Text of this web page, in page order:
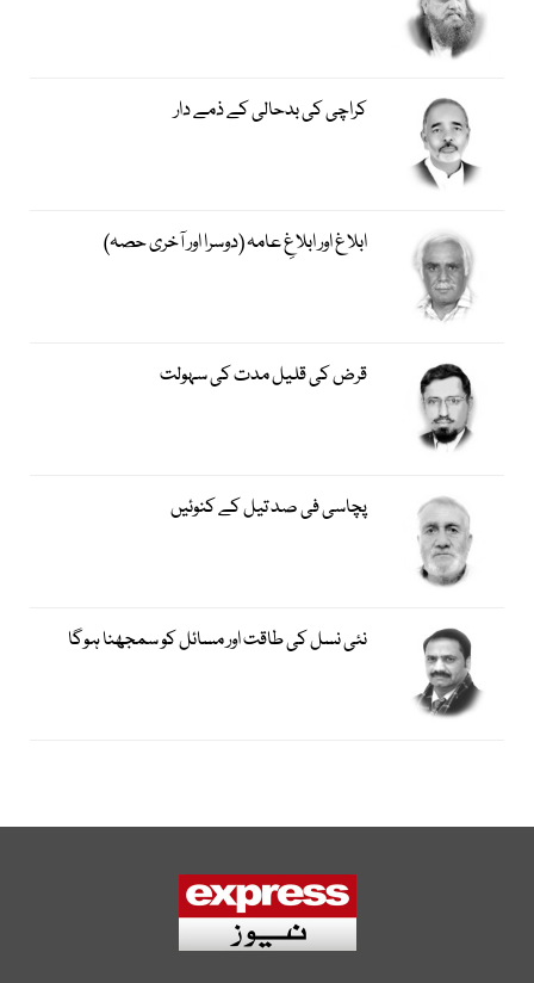
کراچی کی بدحالی کے ذمے دار
ابلاغ اور ابلاغِ عامہ (دوسرا اور آخری حصہ)
قرض کی قلیل مدت کی سہولت
پچاسی فی صد تیل کے کنوئیں
نئی نسل کی طاقت اور مسائل کو سمجھنا ہوگا